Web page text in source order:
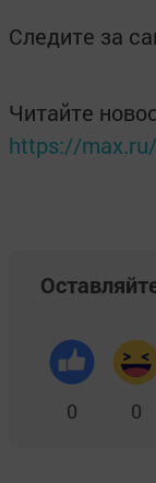
Следите за
Читайте
https://
0 0